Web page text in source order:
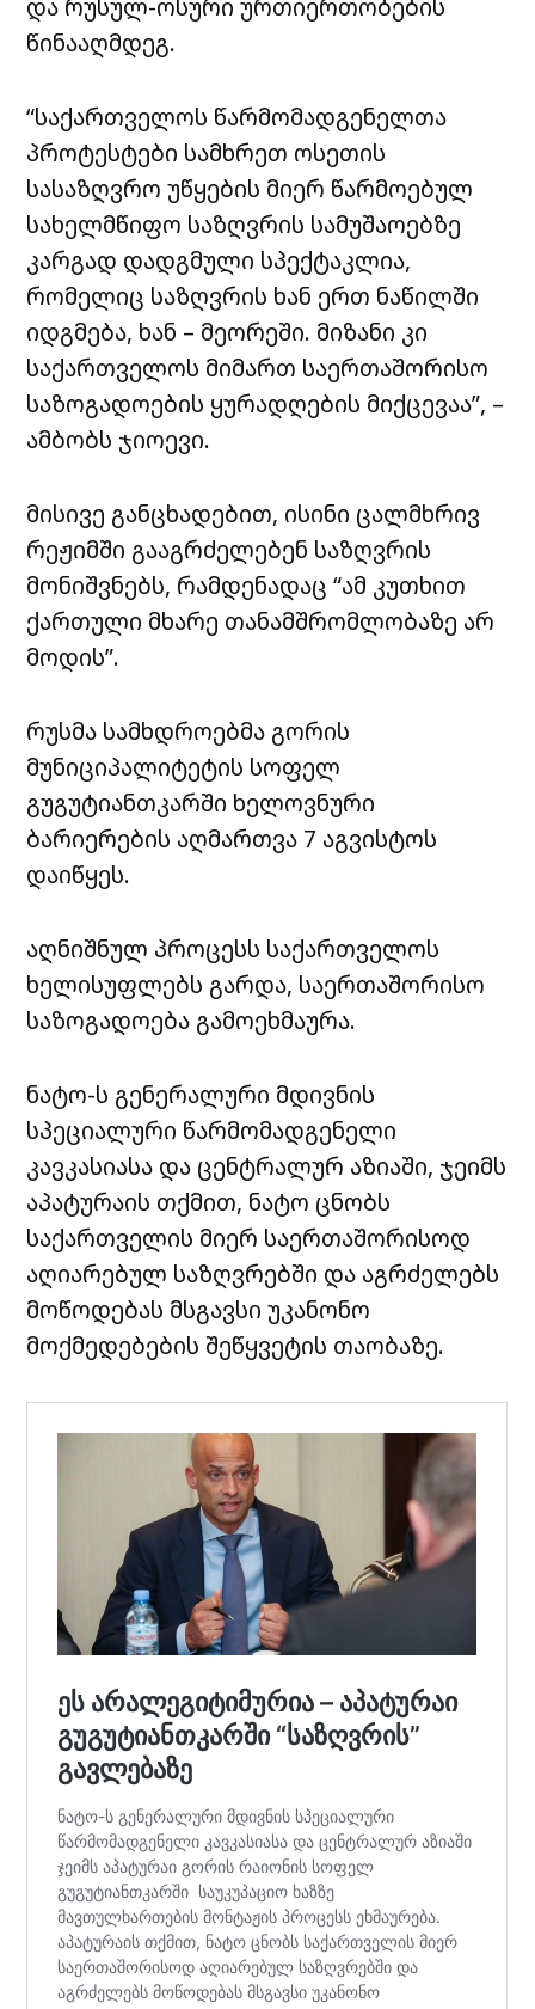
და რუსულ-ოსური ურთიერთობების
წინააღმდეგ.
“საქართველოს წარმომადგენელთა
პროტესტები სამხრეთ ოსეთის
სასაზღვრო უწყების მიერ წარმოებულ
სახელმწიფო საზღვრის სამუშაოებზე
კარგად დადგმული სპექტაკლია,
რომელიც საზღვრის ხან ერთ ნაწილში
იდგმება, ხან – მეორეში. მიზანი კი
საქართველოს მიმართ საერთაშორისო
საზოგადოების ყურადღების მიქცევაა”, –
ამბობს ჯიოევი.
მისივე განცხადებით, ისინი ცალმხრივ
რეჟიმში გააგრძელებენ საზღვრის
მონიშვნებს, რამდენადაც “ამ კუთხით
ქართული მხარე თანამშრომლობაზე არ
მოდის”.
რუსმა სამხდროებმა გორის
მუნიციპალიტეტის სოფელ
გუგუტიანთკარში ხელოვნური
ბარიერების აღმართვა 7 აგვისტოს
დაიწყეს.
აღნიშნულ პროცესს საქართველოს
ხელისუფლებს გარდა, საერთაშორისო
საზოგადოება გამოეხმაურა.
ნატო-ს გენერალური მდივნის
სპეციალური წარმომადგენელი
კავკასიასა და ცენტრალურ აზიაში, ჯეიმს
აპატურაის თქმით, ნატო ცნობს
საქართველის მიერ საერთაშორისოდ
აღიარებულ საზღვრებში და აგრძელებს
მოწოდებას მსგავსი უკანონო
მოქმედებების შეწყვეტის თაობაზე.